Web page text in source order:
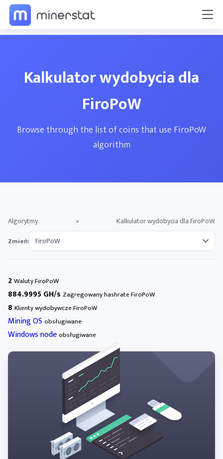
Kalkulator wydobycia dla
FiroPoW
Browse through the list of coins that use FiroPoW
algorithm
Algorytmy » Kalkulator wydobycia dla FiroPoW
Zmień:
2Waluty FiroPoW
884.9995 GH/s Zagregowany hashrate FiroPoW
8 Klienty wydobywcze FiroPoW
Mining OS obsługiwane
Windows nodeobsługiwane